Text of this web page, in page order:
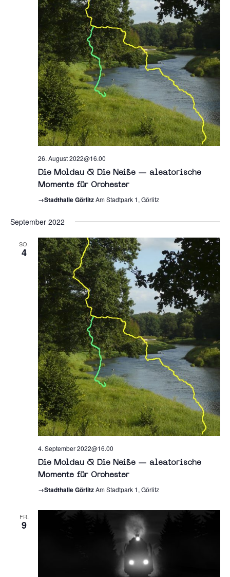
26. August 2022@16.00
Die Moldau & Die Neiße — aleatorische
Momente für Orchester
→Stadthalle GörlitzAm Stadtpark 1, Görlitz
September 2022
SO.
4
4. September 2022@16.00
Die Moldau & Die Neiße — aleatorische
Momente für Orchester
→Stadthalle GörlitzAm Stadtpark 1, Görlitz
FR.
9